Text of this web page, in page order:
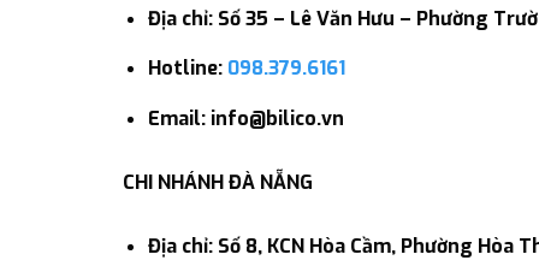
Địa chỉ: Số 35 – Lê Văn Hưu – Phường
Hotline: 098.379.6161
Email: info@bilico.vn
CHI NHÁNH ĐÀ NẴNG
Địa chỉ: Số 8, KCN Hòa Cầm, Phường Hòa